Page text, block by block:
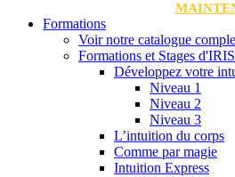
Formations
Voir notre catalogue
Formations et Stages d'IRIS
Développez votre
Niveau 1
Niveau 2
Niveau 3
L’intuition du corps
Comme par magie
Intuition Express